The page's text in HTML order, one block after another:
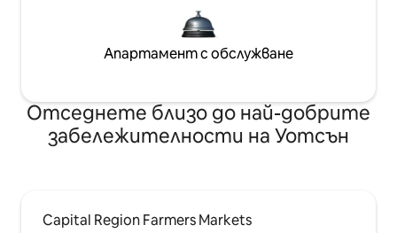
Апартамент с обслужване
Отседнете близо до най-добрите
забележителности на Уотсън
Capital Region Farmers Markets